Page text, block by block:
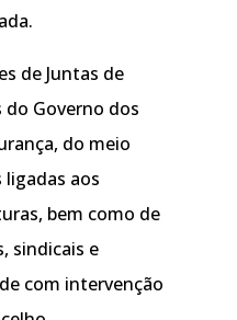
de Juntas de
do Governo dos
do meio
aos
bem como de
sindicais e
com intervenção